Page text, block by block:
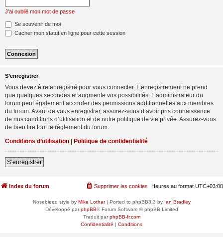
J’ai oublié mon mot de passe
Se souvenir de moi
Cacher mon statut en ligne pour cette session
S’enregistrer
Vous devez être enregistré pour vous connecter. L’enregistrement ne prend
que quelques secondes et augmente vos possibilités. L’administrateur du
forum peut également accorder des permissions additionnelles aux membres
du forum. Avant de vous enregistrer, assurez-vous d’avoir pris connaissance
de nos conditions d’utilisation et de notre politique de vie privée. Assurez-vous
de bien lire tout le règlement du forum.
Conditions d’utilisation | Politique de confidentialité
S’enregistrer
Index du forum Heures au format UTC+03:00
Supprimer les cookies
Nosebleed style by Mike Lothar| Ported to phpBB3.3 by Ian Bradley
Développé parphpBB® Forum Software © phpBB Limited
Traduit parphpBB-fr.com
Confidentialité | Conditions